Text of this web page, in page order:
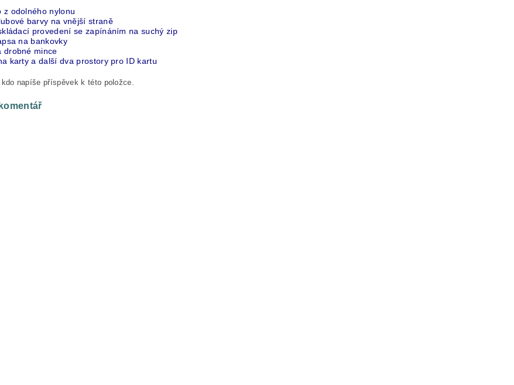
z odolného nylonu
barvy na vnější straně
provedení se zapínáním na suchý zip
na bankovky
drobné mince
karty a další dva prostory pro ID kartu
napíše příspěvek k této položce.